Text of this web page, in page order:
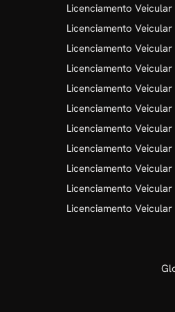
Licenciamento Veicular
Licenciamento Veicular
Licenciamento Veicular
Licenciamento Veicular
Licenciamento Veicular
Licenciamento Veicular
Licenciamento Veicular
Licenciamento
Licenciamento Veicular
Licenciamento Veicular
Licenciamento Veicular